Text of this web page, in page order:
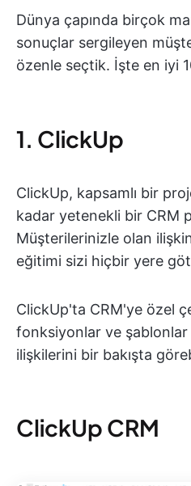
Dünya çapında birçok
sonuçlar sergileyen
özenle seçtik. İşte en iyi
1. ClickUp
ClickUp, kapsamlı bir
kadar yetenekli bir CRM
Müşterilerinizle olan
eğitimi sizi hiçbir yere
ClickUp'ta CRM'ye özel
fonksiyonlar ve
ilişkilerini bir bakışta
ClickUp CRM